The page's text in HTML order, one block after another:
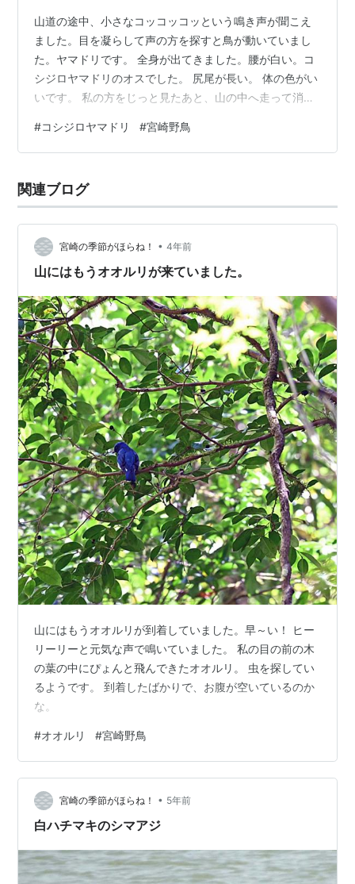
山道の途中、小さなコッコッコッという鳴き声が聞こえ
ました。目を凝らして声の方を探すと鳥が動いていまし
た。ヤマドリです。 全身が出てきました。腰が白い。コ
シジロヤマドリのオスでした。 尻尾が長い。 体の色がい
いです。 私の方をじっと見たあと、山の中へ走って消え
た。 コシジロヤマドリとの、ほんのいっときの出会いで
した。
#コシジロヤマドリ #宮崎野鳥
関連ブログ
宮崎の季節がほらね！ • 4年前
山にはもうオオルリが来ていました。
山にはもうオオルリが到着していました。早～い！ ヒー
リーリーと元気な声で鳴いていました。 私の目の前の木
の葉の中にぴょんと飛んできたオオルリ。 虫を探してい
るようです。 到着したばかりで、お腹が空いているのか
な。
#オオルリ #宮崎野鳥
宮崎の季節がほらね！ • 5年前
白ハチマキのシマアジ